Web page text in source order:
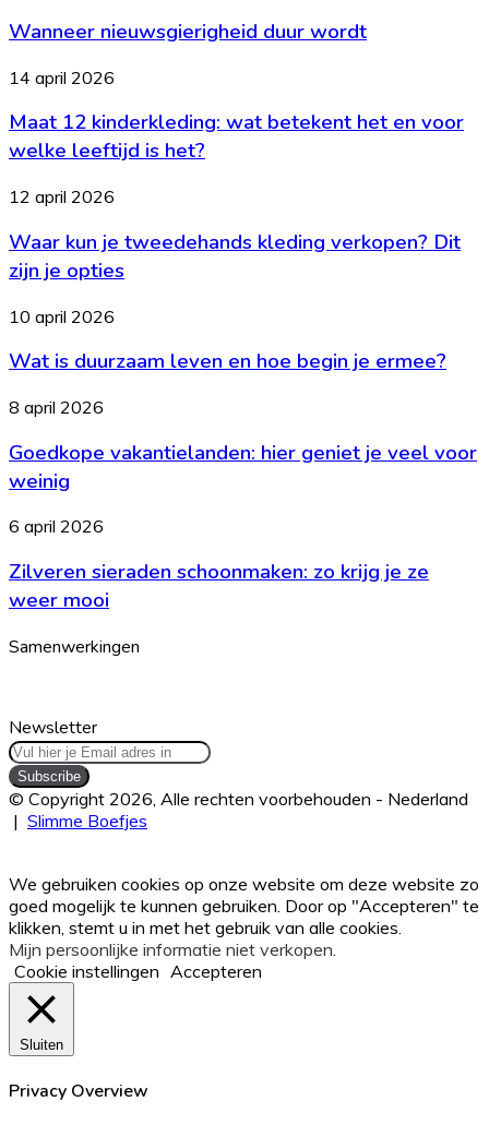
het
duur
Wanneer nieuwsgierigheid duur wordt
Maat
kinderkleding:
betekent
en
welke
leeftijd
het?
14 april 2026
Maat 12 kinderkleding: wat betekent het en voor
welke leeftijd is het?
Waar
je
tweedehands
kleding
Dit
zijn
je
12 april 2026
Waar kun je tweedehands kleding verkopen? Dit
zijn je opties
Wat
duurzaam
en
hoe
begin
je
ermee?
10 april 2026
Wat is duurzaam leven en hoe begin je ermee?
Goedkope
hier
geniet
je
voor
8 april 2026
Goedkope vakantielanden: hier geniet je veel voor
weinig
Zilveren
schoonmaken:
krijg
ze
6 april 2026
Zilveren sieraden schoonmaken: zo krijg je ze
weer mooi
Samenwerkingen
Newsletter
Vul
hier
je
Email
adres
© Copyright 2026, Alle rechten voorbehouden - Nederland
| Slimme Boefjes
top
button
We gebruiken cookies op onze website om deze website zo
goed mogelijk te kunnen gebruiken. Door op "Accepteren" te
klikken, stemt u in met het gebruik van alle cookies.
Mijn persoonlijke informatie niet verkopen
Cookie instellingen Accepteren
Sluiten
Privacy Overview